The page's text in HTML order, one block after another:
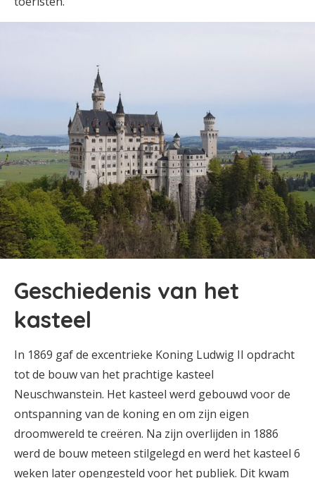
Geschiedenis van het
kasteel
In 1869 gaf de excentrieke Koning Ludwig II opdracht
tot de bouw van het prachtige kasteel
Neuschwanstein. Het kasteel werd gebouwd voor de
ontspanning van de koning en om zijn eigen
droomwereld te creëren. Na zijn overlijden in 1886
werd de bouw meteen stilgelegd en werd het kasteel 6
weken later opengesteld voor het publiek. Dit kwam